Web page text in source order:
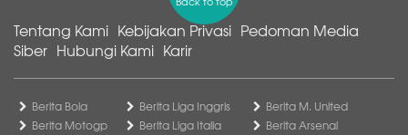
Tentang Kami Kebijakan Privasi Pedoman Media
Siber Hubungi Kami Karir
Berita Bola
Berita Motogp
Berita Liga Inggris
Berita Liga Italia
Berita M. United
Berita Arsenal